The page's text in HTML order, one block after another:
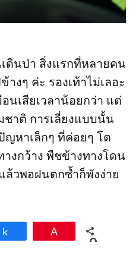
ดินป่า สิ่งแรกที่หลายคน
างๆ ค่ะ รองเท้าไม่เลอะ
นเสียเวลาน้อยกว่า แต่
าติ การเลี่ยงแบบนั้น
ญหาเล็กๆ ที่ค่อยๆ โต
งกว้าง พืชข้างทางโดน
ล้วพอฝนตกซ้ำก็พังง่าย
0